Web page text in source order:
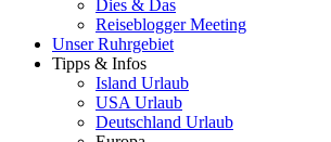
Dies & Das
Reiseblogger Meeting
Unser Ruhrgebiet
Tipps & Infos
Island Urlaub
USA Urlaub
Deutschland Urlaub